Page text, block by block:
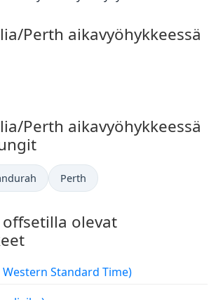
Perth aikavyöhykkeessä
Perth aikavyöhykkeessä
Perth
offsetilla olevat
Western Standard Time)